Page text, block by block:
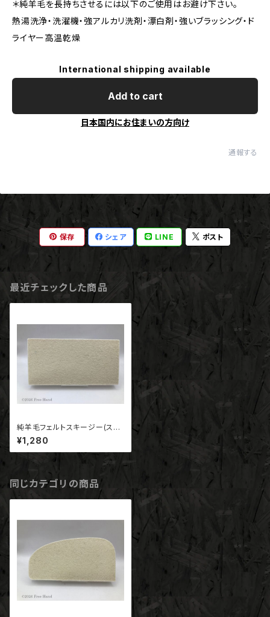
＊純羊毛を長持ちさせるには以下のご使用はお避け下さい。
熱湯洗浄・洗濯機・強アルカリ洗剤・漂白剤・強いブラッシング・ド
ライヤー高温乾燥
International shipping available
Add to cart
日本国内にお住まいの方向け
通報する
保存 シェア LINE ポスト
最近チェックした商品
純羊毛フェルトスキージー(スト
レート標準タイプ・ST-10）180
*90*10
¥1,280
同じカテゴリの商品